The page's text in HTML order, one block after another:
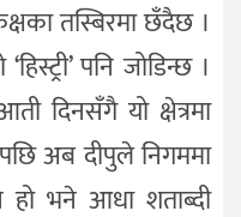
तस्बिरमा छँदैछ ।
पनि जोडिन्छ ।
दिनसँगै यो क्षेत्रमा
अब दीपुले निगममा
हो भने आधा शताब्दी